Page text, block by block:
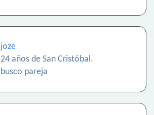
joze
24 años de San Cristóbal.
busco pareja